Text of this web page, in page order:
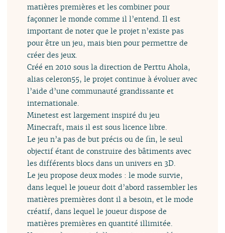
matières premières et les combiner pour
façonner le monde comme il l’entend. Il est
important de noter que le projet n’existe pas
pour être un jeu, mais bien pour permettre de
créer des jeux.
Créé en 2010 sous la direction de Perttu Ahola,
alias celeron55, le projet continue à évoluer avec
l’aide d’une communauté grandissante et
internationale.
Minetest est largement inspiré du jeu
Minecraft, mais il est sous licence libre.
Le jeu n’a pas de but précis ou de fin, le seul
objectif étant de construire des bâtiments avec
les différents blocs dans un univers en 3D.
Le jeu propose deux modes : le mode survie,
dans lequel le joueur doit d’abord rassembler les
matières premières dont il a besoin, et le mode
créatif, dans lequel le joueur dispose de
matières premières en quantité illimitée.